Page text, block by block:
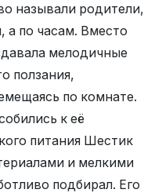
называли родители,
а по часам. Вместо
мелодичные
ползания,
по комнате.
к её
питания Шестик
и мелкими
подбирал. Его